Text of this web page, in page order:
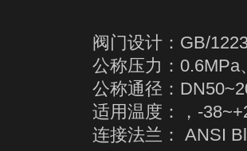
阀门设计：GB/
公称压力：0.6MPa
公称通径：
适用温度：，-
连接法兰： ANSI